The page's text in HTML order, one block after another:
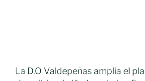
La D.O Valdepeñas amplia el